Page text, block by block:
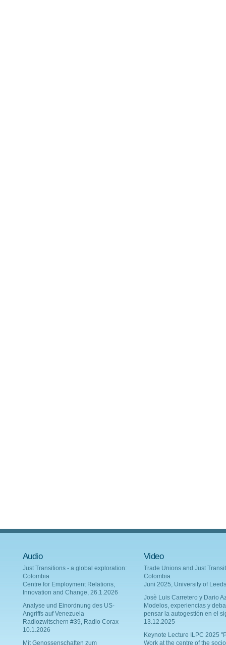
Audio
Just Transitions - a global exploration:
Colombia
Centre for Employment Relations,
Innovation and Change, 26.1.2026
Analyse und Einordnung des US-
Angriffs auf Venezuela
Radiozwitschern #39, Radio Corax
10.1.2026
Mit Genossenschaften zum
Video
Trade Unions and Just
Colombia
Juni 2025, University of Leeds
Josè Luis Carretero y Dario
Modelos, experiencias y
pensar la autogestión en el
13.12.2025
Keynote Lecture ILPC 2025
Work at the centre of the